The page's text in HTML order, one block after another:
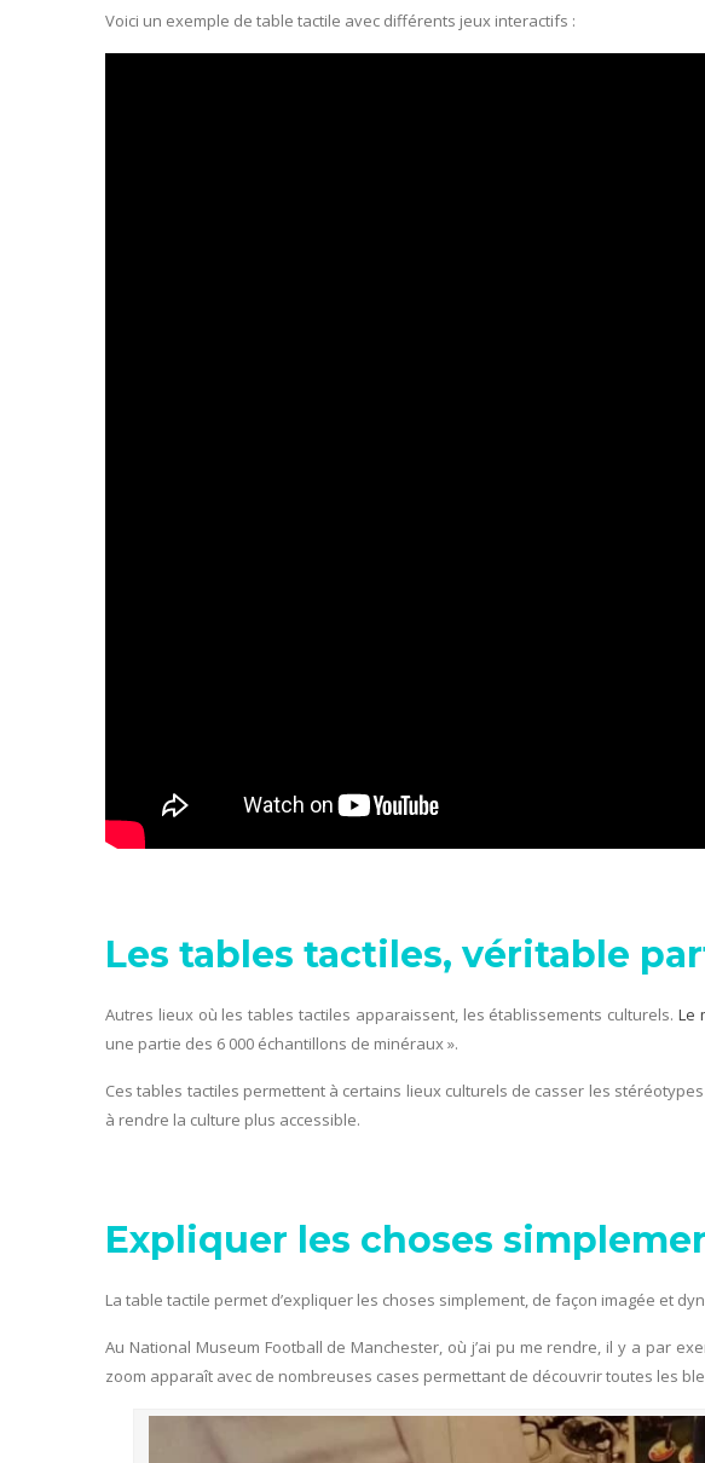
Voici un exemple de table tactile avec différents jeux interactifs :
Les tables tactiles, véritable
Autres lieux où les tables tactiles apparaissent, les établissements culturels. Le
une partie des 6 000 échantillons de minéraux ».
Ces tables tactiles permettent à certains lieux culturels de casser les
à rendre la culture plus accessible.
Expliquer les choses
La table tactile permet d’expliquer les choses simplement, de façon imagée et
Au National Museum Football de Manchester, où j’ai pu me rendre, il y a par
zoom apparaît avec de nombreuses cases permettant de découvrir toutes les